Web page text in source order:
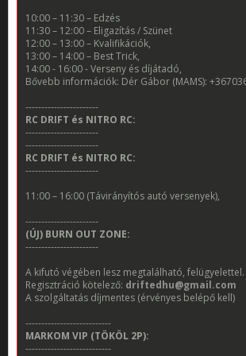
10:00 – 11:30 – Edzés
11:30 – 12:00 – Eligazítás / Szünet
12:00 – 13:00 – Kvalifikációk,
13:00 – 14:00 – Best Trick,
14:00 - 16:00 - Verseny és díjátadó,
Bővebb információk: Dér Gábor (MAMS):
-----------------------
RC DRIFT és NITRO RC:
-----------------------
-----------------------
RC DRIFT és NITRO RC:
-----------------------
11:00 – 16:00 (Távirányítós autó versenyek),
-----------------------
(ÚJ) BURN OUT ZONE:
-----------------------
A kifutó végében lesz megtalálható, felügyelettel.
Regisztráció kötelező: driftedhu@gmail.com
A szolgáltatás díjmentes (érvényes belépő kell)
---------------------------
MARKOM VIP (TÖKÖL 2P):
---------------------------